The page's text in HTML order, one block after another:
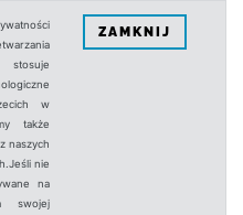
w
także
naszych
nie
na
swojej
ZAMKNIJ